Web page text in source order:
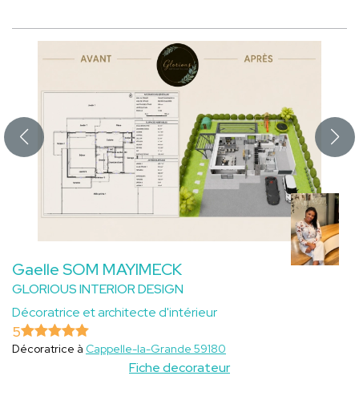
Gaelle SOM MAYIMECK
GLORIOUS INTERIOR DESIGN
Décoratrice et architecte d'intérieur
Fiche decorateur
5
Décoratrice à Cappelle-la-Grande 59180